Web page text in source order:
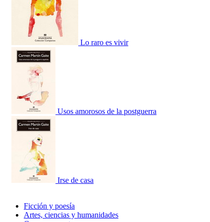
Lo raro es vivir
Usos amorosos de la postguerra
Irse de casa
Ficción y poesía
Artes, ciencias y humanidades